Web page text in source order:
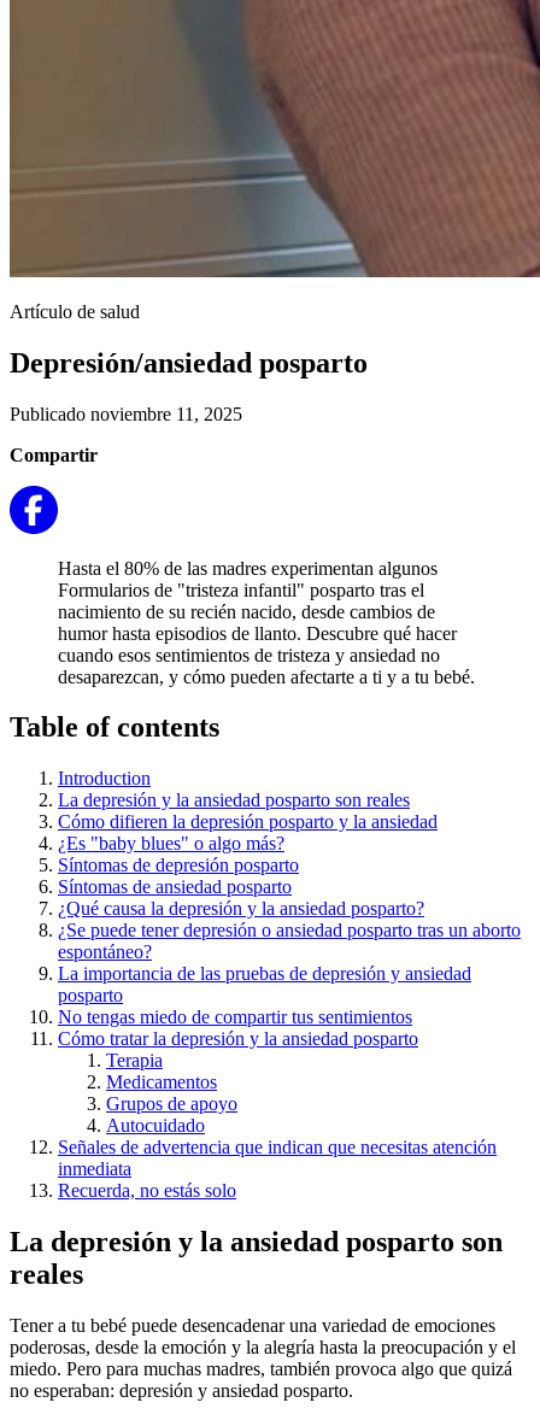
Artículo de salud
Depresión/ansiedad posparto
Publicado noviembre 11, 2025
Compartir
Hasta el 80% de las madres experimentan algunos
Formularios de "tristeza infantil" posparto tras el
nacimiento de su recién nacido, desde cambios de
humor hasta episodios de llanto. Descubre qué hacer
cuando esos sentimientos de tristeza y ansiedad no
desaparezcan, y cómo pueden afectarte a ti y a tu bebé.
Table of contents
Introduction
La depresión y la ansiedad posparto son reales
Cómo difieren la depresión posparto y la ansiedad
¿Es "baby blues" o algo más?
Síntomas de depresión posparto
Síntomas de ansiedad posparto
¿Qué causa la depresión y la ansiedad posparto?
¿Se puede tener depresión o ansiedad posparto tras un aborto
espontáneo?
La importancia de las pruebas de depresión y ansiedad
posparto
No tengas miedo de compartir tus sentimientos
Cómo tratar la depresión y la ansiedad posparto
Terapia
Medicamentos
Grupos de apoyo
Autocuidado
Señales de advertencia que indican que necesitas atención
inmediata
Recuerda, no estás solo
La depresión y la ansiedad posparto son
reales
Tener a tu bebé puede desencadenar una variedad de emociones
poderosas, desde la emoción y la alegría hasta la preocupación y el
miedo. Pero para muchas madres, también provoca algo que quizá
no esperaban: depresión y ansiedad posparto.